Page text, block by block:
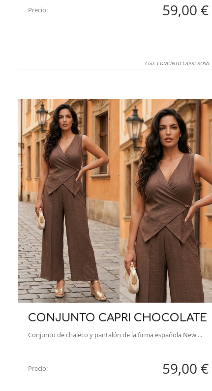
Precio: 59,00 €
Cod: CONJUNTO CAPRI ROSA
CONJUNTO CAPRI CHOCOLATE
Conjunto de chaleco y pantalón de la firma española New ...
Precio: 59,00 €